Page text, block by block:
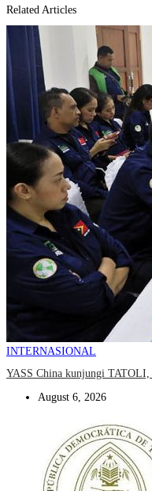
Related Articles
INTERNASIONAL
YASS China kunjungi TATOLI,
August 6, 2026